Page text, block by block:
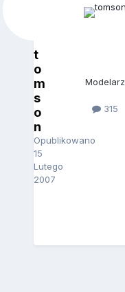
t
o
m
s
o
n
Opublikowano
15
Lutego
2007
Modelarz
315